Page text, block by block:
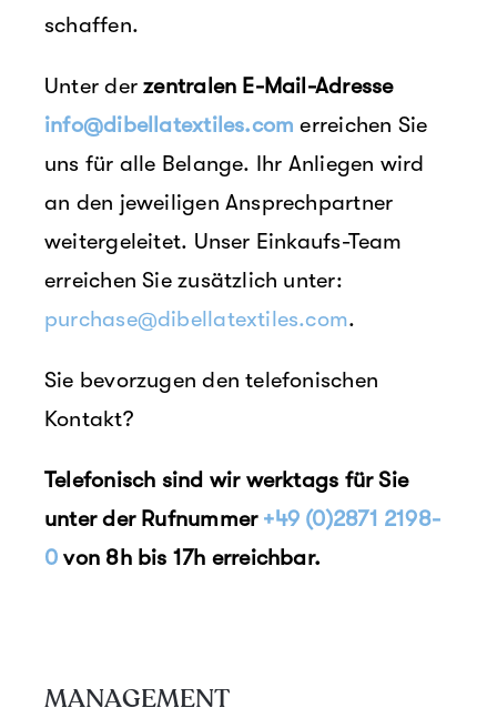
schaffen.
Unter derzentralen E-Mail-Adresse
info@dibellatextiles.com erreichen Sie
uns für alle Belange. Ihr Anliegen wird
an den jeweiligen Ansprechpartner
weitergeleitet. Unser Einkaufs-Team
erreichen Sie zusätzlich unter:
purchase@dibellatextiles.com.
Sie bevorzugen den telefonischen
Kontakt?
Telefonisch sind wir werktags für Sie
unter der Rufnummer +49 (0)2871 2198-
0 von 8h bis 17h erreichbar.
MANAGEMENT